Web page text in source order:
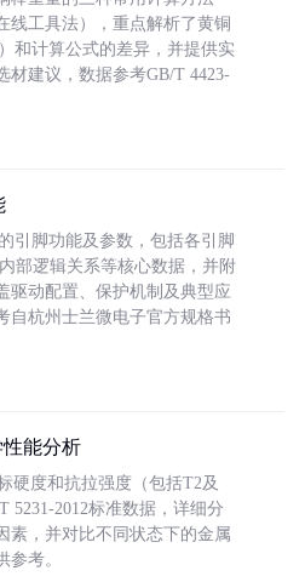
线工具法），重点解析了黄铜
和计算公式的差异，并提供实
材建议，数据参考GB/T 4423-
引脚功能及参数，包括各引脚
部逻辑关系等核心数据，并附
驱动配置、保护机制及典型应
自杭州士兰微电子官方规格书
能分析
硬度和抗拉强度（包括T2及
5231-2012标准数据，详细分
素，并对比不同状态下的金属
考。